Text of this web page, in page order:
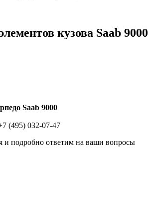
кузова Saab 9000
Saab 9000
(495) 032-07-47
и подробно ответим на ваши вопросы